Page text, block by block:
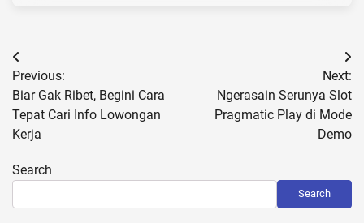
Post
navigation
Previous:
Biar Gak Ribet, Begini Cara
Tepat Cari Info Lowongan
Kerja
Next:
Ngerasain Serunya Slot
Pragmatic Play di Mode
Demo
Search
Search